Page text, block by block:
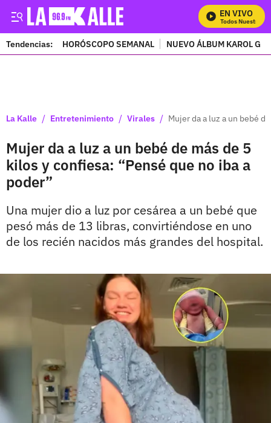
EN VIVO
Mira Todos Nuestros
Tendencias: HORÓSCOPO SEMANAL NUEVO ÁLBUM KAROL G
La Kalle / Entretenimiento / Virales / Mujer da a luz a un bebé
Mujer da a luz a un bebé de más de 5
kilos y confiesa: “Pensé que no iba a
poder”
Una mujer dio a luz por cesárea a un bebé que
pesó más de 13 libras, convirtiéndose en uno
de los recién nacidos más grandes del hospital.